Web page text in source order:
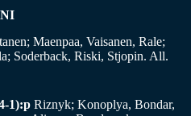
Maenpaa, Vaisanen, Rale;
Soderback, Riski, Stjopin. All.
1):p Riznyk; Konoplya, Bondar,